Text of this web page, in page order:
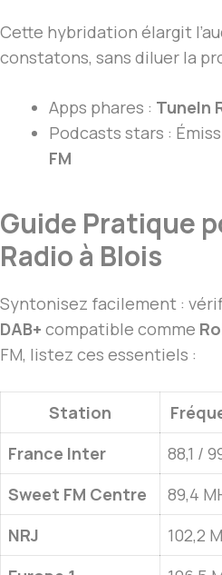
Cette hybridation élargit
constatons, sans diluer la
Apps phares : TuneIn
Podcasts stars :
FM
Guide Pratique
Radio à Blois
Syntonisez facilement :
DAB+ compatible comme
FM, listez ces essentiels :
Station
France Inter
88,1 /
Sweet FM Centre
89,4
NRJ
102,2